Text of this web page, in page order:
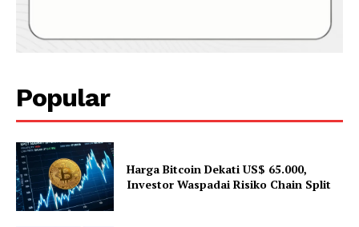
Popular
Harga Bitcoin Dekati US$ 65.000,
Investor Waspadai Risiko Chain Split